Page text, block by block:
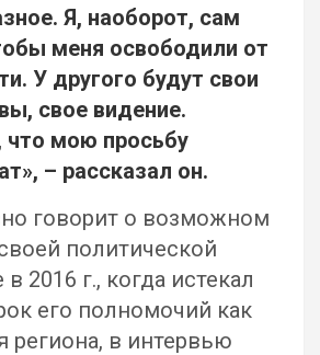
Я, наоборот, сам
меня освободили от
У другого будут свои
свое видение.
мою просьбу
– рассказал он.
говорит о возможном
политической
2016 г., когда истекал
его полномочий как
региона, в интервью